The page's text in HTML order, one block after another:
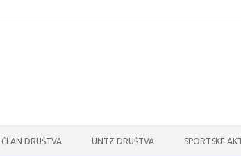
DRUŠTVA UNTZ DRUŠTVA SPORTSKE